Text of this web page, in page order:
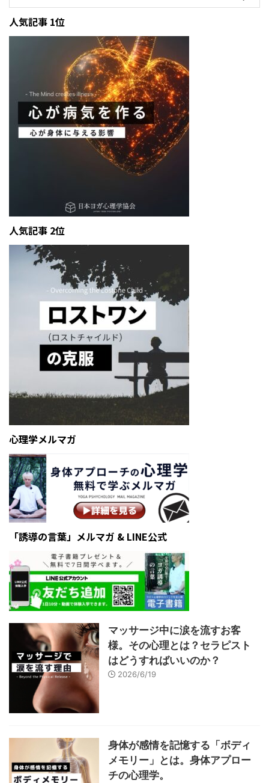
人気記事 1位
人気記事 2位
心理学メルマガ
「誘導の言葉」メルマガ & LINE公式
マッサージ中に涙を流すお客
様。その心理とは？セラピスト
はどうすればいいのか？
2026/6/19
身体が感情を記憶する「ボディ
メモリー」とは。身体アプロー
チの心理学。